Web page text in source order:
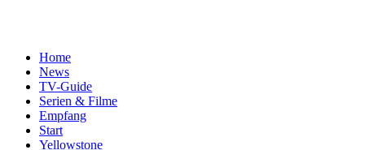
Home
News
TV-Guide
Serien & Filme
Empfang
Start
Yellowstone